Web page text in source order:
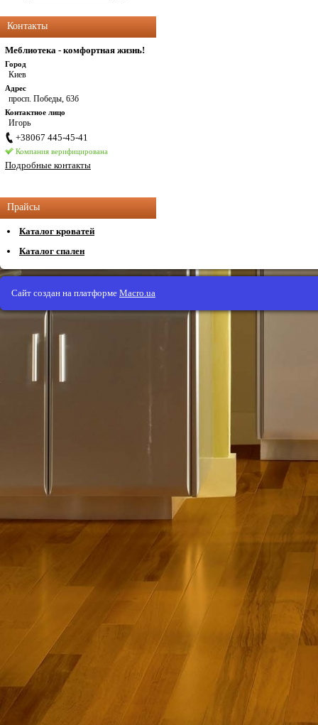
Контакты
Меблиотека - комфортная жизнь!
Город
Киев
Адрес
просп. Победы, 63б
Контактное лицо
Игорь
+38067 445-45-41
Компания верифицирована
Подробные контакты
Прайсы
Каталог кроватей
Каталог спален
Сайт создан на платформе Macro.ua